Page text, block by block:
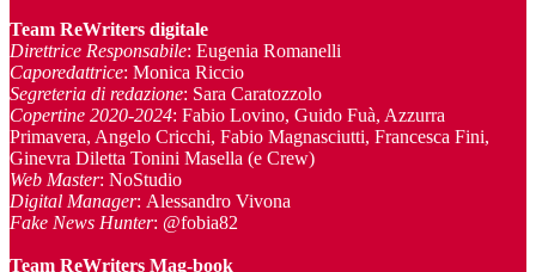
Team ReWriters digitale
Direttrice Responsabile: Eugenia Romanelli
Caporedattrice: Monica Riccio
Segreteria di redazione: Sara Caratozzolo
Copertine 2020-2024: Fabio Lovino, Guido Fuà, Azzurra
Primavera, Angelo Cricchi, Fabio Magnasciutti, Francesca Fini,
Ginevra Diletta Tonini Masella (e Crew)
Web Master: NoStudio
Digital Manager: Alessandro Vivona
Fake News Hunter: @fobia82
Team ReWriters Mag-book